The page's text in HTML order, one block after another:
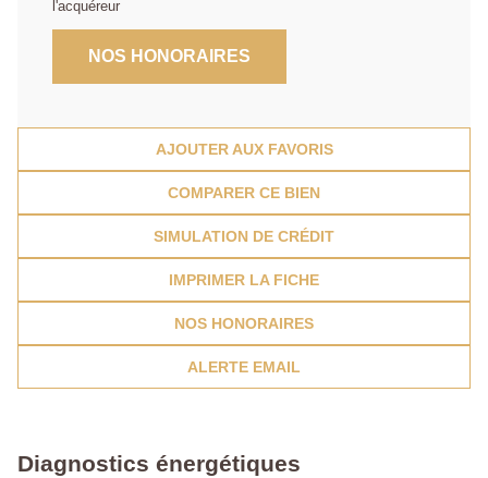
l'acquéreur
NOS HONORAIRES
AJOUTER AUX FAVORIS
COMPARER CE BIEN
SIMULATION DE CRÉDIT
IMPRIMER LA FICHE
NOS HONORAIRES
ALERTE EMAIL
Diagnostics énergétiques